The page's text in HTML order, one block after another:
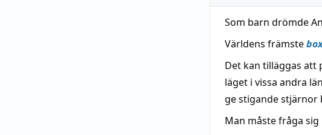
Som barn drömde
Världens främste
Det kan tilläggas att
läget i vissa andra
ge stigande stjärnor
Man måste fråga